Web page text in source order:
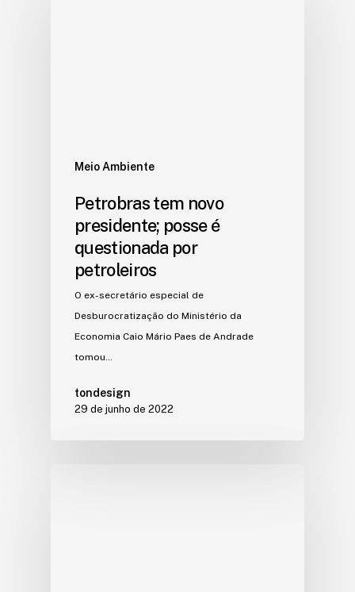
Meio Ambiente
Petrobras tem novo
presidente; posse é
questionada por
petroleiros
O ex-secretário especial de
Desburocratização do Ministério da
Economia Caio Mário Paes de Andrade
tomou…
tondesign
29 de junho de 2022